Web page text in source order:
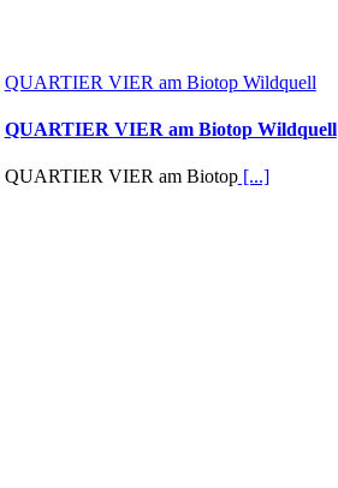
QUARTIER VIER am Biotop Wildquell
QUARTIER VIER am Biotop Wildquell
QUARTIER VIER am Biotop[...]